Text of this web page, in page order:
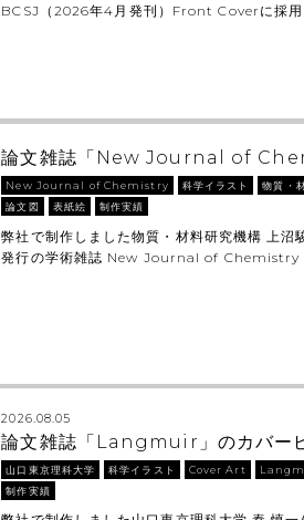
BCSJ（2026年4月発刊）Front Coverに採用
論文雑誌「New Journal of
New Journal of Chemistry 科学イラスト 物質・
論文図
表紙絵 制作実績
弊社で制作しました物質・材料研究機構 上
発行の学術雑誌 New Journal of Chemistry
2026.08.05
論文雑誌「Langmuir」のカバー
山口東京理科大学 科学イラスト Cover Art
制作実績